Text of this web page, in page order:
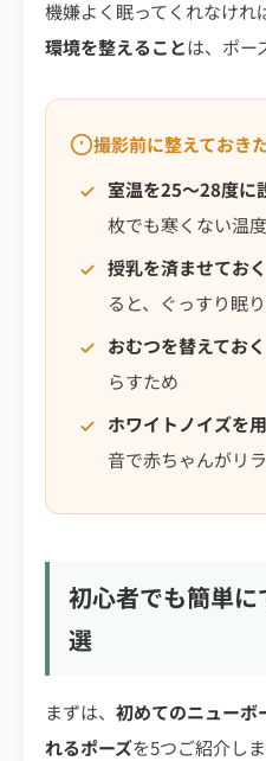
機嫌よく眠ってくれなけれ
環境を整えることは、ポー
撮影前に整えておき
室温を25〜28度に
枚でも寒くない温
授乳を済ませておく
ると、ぐっすり眠
おむつを替えておく
らすため
ホワイトノイズを
音で赤ちゃんがリ
初心者でも簡単
選
まずは、 初めてのニューボ
れるポーズを5つご紹介し